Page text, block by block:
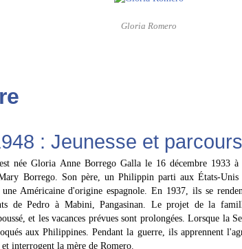
Gloria Romero
: Jeunesse et parcours
née Gloria Anne Borrego Galla le 16 décembre 1933
Borrego. Son père, un Philippin parti aux États-Unis
Américaine d'origine espagnole. En 1937, ils se
de Pedro à Mabini, Pangasinan. Le projet de la
et les vacances prévues sont prolongées. Lorsque la
aux Philippines. Pendant la guerre, ils apprennent
interrogent la mère de Romero.